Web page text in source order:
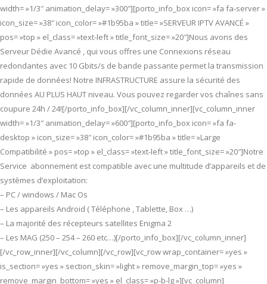
width= »1/3″ animation_delay= »300″][porto_info_box icon= »fa fa-server »
icon_size= »38″ icon_color= »#1b95ba » title= »SERVEUR IPTV AVANCÉ »
pos= »top » el_class= »text-left » title_font_size= »20″]Nous avons des
Serveur Dédie Avancé , qui vous offres une Connexions réseau
redondantes avec 10 Gbits/s de bande passante permet la transmission
rapide de données! Notre INFRASTRUCTURE assure la sécurité des
données AU PLUS HAUT niveau. Vous pouvez regarder vos chaînes sans
coupure 24h / 24![/porto_info_box][/vc_column_inner][vc_column_inner
width= »1/3″ animation_delay= »600″][porto_info_box icon= »fa fa-
desktop » icon_size= »38″ icon_color= »#1b95ba » title= »Large
Compatibilité » pos= »top » el_class= »text-left » title_font_size= »20″]Notre
Service abonnement est compatible avec une multitude d’appareils et de
systèmes d’exploitation:
– PC / windows / Mac Os
– Les appareils Android ( Téléphone , Tablette, Box …)
– La majorité des récepteurs satellites Enigma 2
– Les MAG (250 – 254 – 260 etc…)[/porto_info_box][/vc_column_inner]
[/vc_row_inner][/vc_column][/vc_row][vc_row wrap_container= »yes »
is_section= »yes » section_skin= »light » remove_margin_top= »yes »
remove_margin_bottom= »yes » el_class= »p-b-lg »][vc_column]